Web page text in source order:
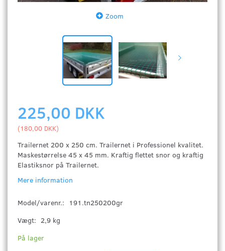
Zoom
225,00 DKK
(180,00 DKK)
Trailernet 200 x 250 cm. Trailernet i Professionel kvalitet.
Maskestørrelse 45 x 45 mm. Kraftig flettet snor og kraftig
Elastiksnor på Trailernet.
Mere information
Model/varenr.:
191.tn250200gr
Vægt: 2,9 kg
På lager